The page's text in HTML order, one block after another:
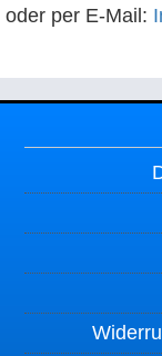
oder per E-Mail: